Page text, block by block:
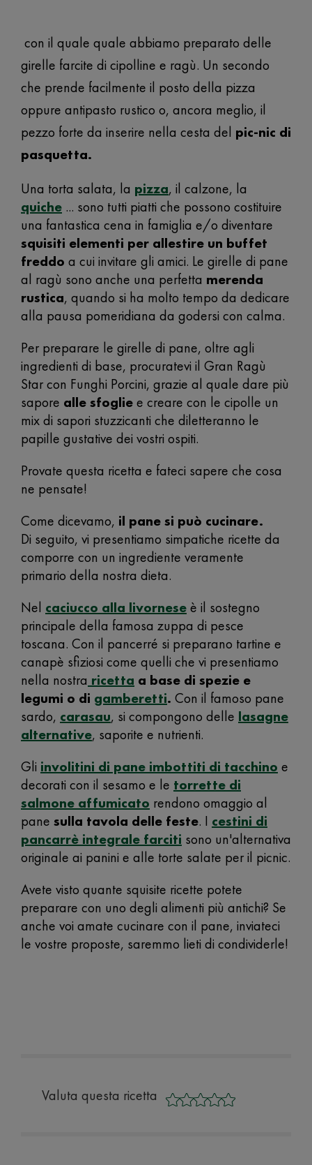
con il quale quale abbiamo preparato delle
girelle farcite di cipolline e ragù. Un secondo
che prende facilmente il posto della pizza
oppure antipasto rustico o, ancora meglio, il
pezzo forte da inserire nella cesta del pic-nic di
pasquetta.
Una torta salata, la pizza, il calzone, la
quiche ... sono tutti piatti che possono costituire
una fantastica cena in famiglia e/o diventare
squisiti elementi per allestire un buffet
freddo a cui invitare gli amici. Le girelle di pane
al ragù sono anche una perfetta merenda
rustica, quando si ha molto tempo da dedicare
alla pausa pomeridiana da godersi con calma.
Per preparare le girelle di pane, oltre agli
ingredienti di base, procuratevi il Gran Ragù
Star con Funghi Porcini, grazie al quale dare più
sapore alle sfogliee creare con le cipolle un
mix di sapori stuzzicanti che diletteranno le
papille gustative dei vostri ospiti.
Provate questa ricetta e fateci sapere che cosa
ne pensate!
Come dicevamo, il pane si può cucinare.
Di seguito, vi presentiamo simpatiche ricette da
comporre con un ingrediente veramente
primario della nostra dieta.
Nel caciucco alla livorneseè il sostegno
principale della famosa zuppa di pesce
toscana. Con il pancerré si preparano tartine e
canapè sfiziosi come quelli che vi presentiamo
nella nostra ricetta a base di spezie e
legumi o di gamberetti. Con il famoso pane
sardo, carasau, si compongono delle lasagne
alternative, saporite e nutrienti.
Gli involitini di pane imbottiti di tacchino e
decorati con il sesamo e le torrette di
salmone affumicato rendono omaggio al
pane sulla tavola delle feste. I cestini di
pancarrè integrale farciti sono un'alternativa
originale ai panini e alle torte salate per il picnic.
Avete visto quante squisite ricette potete
preparare con uno degli alimenti più antichi? Se
anche voi amate cucinare con il pane, inviateci
le vostre proposte, saremmo lieti di condividerle!
Valuta questa ricetta